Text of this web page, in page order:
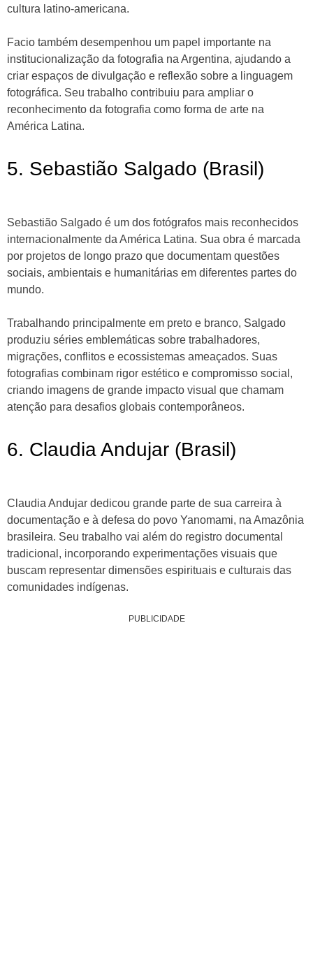
cultura latino-americana.
Facio também desempenhou um papel importante na
institucionalização da fotografia na Argentina, ajudando a
criar espaços de divulgação e reflexão sobre a linguagem
fotográfica. Seu trabalho contribuiu para ampliar o
reconhecimento da fotografia como forma de arte na
América Latina.
5. Sebastião Salgado (Brasil)
Sebastião Salgado é um dos fotógrafos mais reconhecidos
internacionalmente da América Latina. Sua obra é marcada
por projetos de longo prazo que documentam questões
sociais, ambientais e humanitárias em diferentes partes do
mundo.
Trabalhando principalmente em preto e branco, Salgado
produziu séries emblemáticas sobre trabalhadores,
migrações, conflitos e ecossistemas ameaçados. Suas
fotografias combinam rigor estético e compromisso social,
criando imagens de grande impacto visual que chamam
atenção para desafios globais contemporâneos.
6. Claudia Andujar (Brasil)
Claudia Andujar dedicou grande parte de sua carreira à
documentação e à defesa do povo Yanomami, na Amazônia
brasileira. Seu trabalho vai além do registro documental
tradicional, incorporando experimentações visuais que
buscam representar dimensões espirituais e culturais das
comunidades indígenas.
PUBLICIDADE